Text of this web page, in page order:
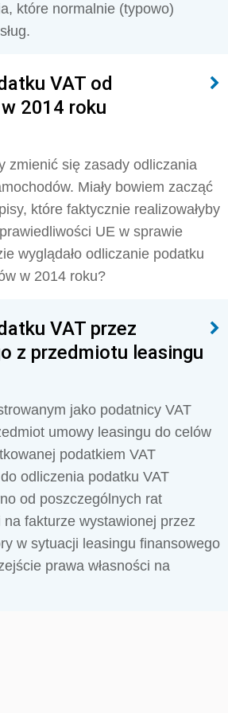
które normalnie (typowo)
VAT od
2014 roku
zmienić się zasady odliczania
Miały bowiem zacząć
które faktycznie realizowałyby
UE w sprawie
wyglądało odliczanie podatku
w 2014 roku?
VAT przez
z przedmiotu leasingu
jako podatnicy VAT
umowy leasingu do celów
podatkiem VAT
odliczenia podatku VAT
od poszczególnych rat
na fakturze wystawionej przez
w sytuacji leasingu finansowego
prawa własności na